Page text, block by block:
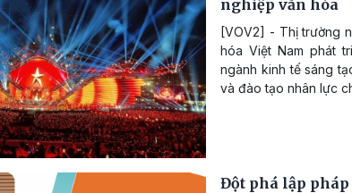
nghiệp văn hóa
[VOV2] - Thị trường
hóa Việt Nam phát
ngành kinh tế sáng
và đào tạo nhân lực
Đột phá lập pháp